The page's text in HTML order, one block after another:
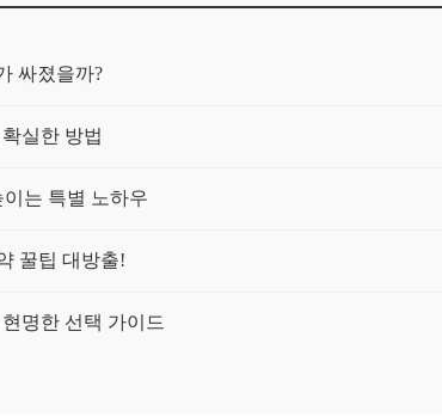
싸졌을까?
실한 방법
는 특별 노하우
꿀팁 대방출!
명한 선택 가이드